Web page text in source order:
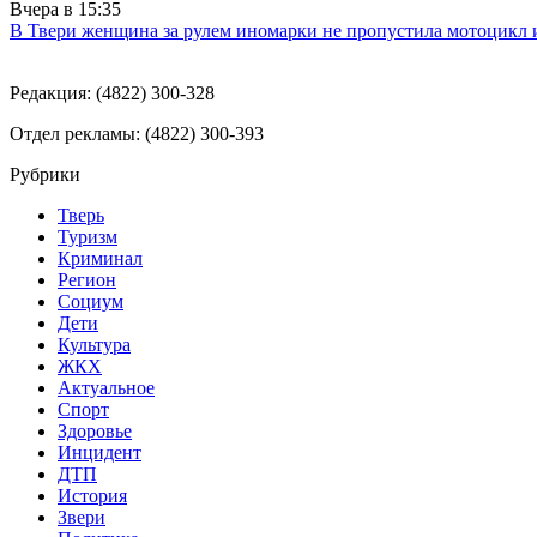
Вчера в 15:35
В Твери женщина за рулем иномарки не пропустила
Редакция: (4822) 300-328
Отдел рекламы: (4822) 300-393
Рубрики
Тверь
Туризм
Криминал
Регион
Социум
Дети
Культура
ЖКХ
Актуальное
Спорт
Здоровье
Инцидент
ДТП
История
Звери